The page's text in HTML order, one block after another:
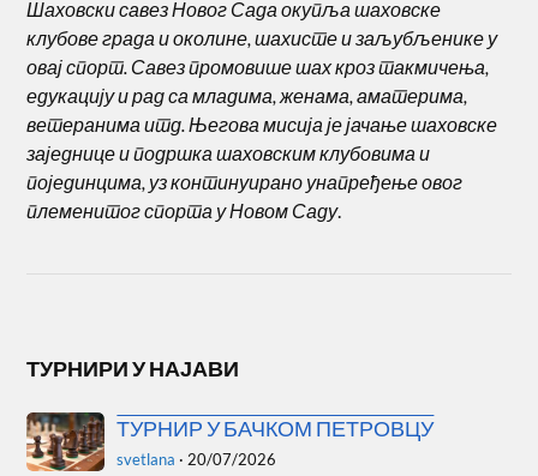
Шаховски савез Новог Сада окупља шаховске
клубове града и околине, шахисте и заљубљенике у
овај спорт. Савез промовише шах кроз такмичења,
едукацију и рад са младима, женама, аматерима,
ветеранима итд. Његова мисија је јачање шаховске
заједнице и подршка шаховским клубовима и
појединцима, уз континуирано унапређење овог
племенитог спорта у Новом Саду.
ТУРНИРИ У НАЈАВИ
ТУРНИР У БАЧКОМ ПЕТРОВЦУ
svetlana · 20/07/2026